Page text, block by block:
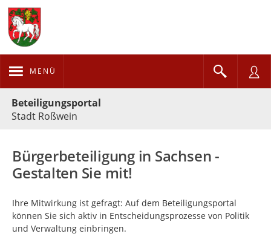
MENÜ
Beteiligungsportal
Stadt Roßwein
Bürgerbeteiligung in Sachsen -
Gestalten Sie mit!
Ihre Mitwirkung ist gefragt: Auf dem Beteiligungsportal
können Sie sich aktiv in Entscheidungsprozesse von Politik
und Verwaltung einbringen.